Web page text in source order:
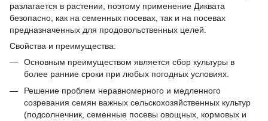
разлагается в растении, поэтому применение Диквата
безопасно, как на семенных посевах, так и на посевах
предназначенных для продовольственных целей.
Свойства и преимущества:
Основным преимуществом является сбор культуры в
более ранние сроки при любых погодных условиях.
Решение проблем неравномерного и медленного
созревания семян важных сельскохозяйственных культур
(подсолнечник, семенные посевы овощных, кормовых и